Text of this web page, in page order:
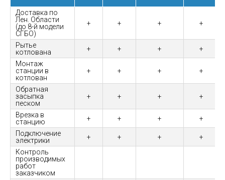
Доставка по
Лен. Области
(до 8-й модели
СГБО)
+ + + +
Рытье
котлована
+ + +
+
Монтаж
станции в
котлован
+ + + +
Обратная
засыпка
песком
+ + + +
Врезка в
станцию
+ + +
+
Подключение
электрики
+ + +
+
Контроль
производимых
работ
заказчиком